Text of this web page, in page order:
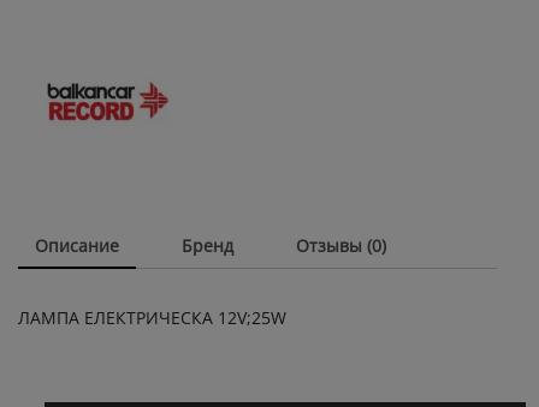
Описание Бренд Отзывы (0)
ЛАМПА ЕЛЕКТРИЧЕСКА 12V;25W